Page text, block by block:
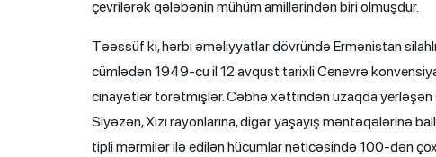
çevrilərək qələbənin mühüm amillərindən biri olmuşdur.
Təəssüf ki, hərbi əməliyyatlar dövründə Ermənistan
cümlədən 1949-cu il 12 avqust tarixli Cenevrə
cinayətlər törətmişlər. Cəbhə xəttindən uzaqda
Siyəzən, Xızı rayonlarına, digər yaşayış məntəqələrinə
tipli mərmilər ilə edilən hücumlar nəticəsində 100-dən